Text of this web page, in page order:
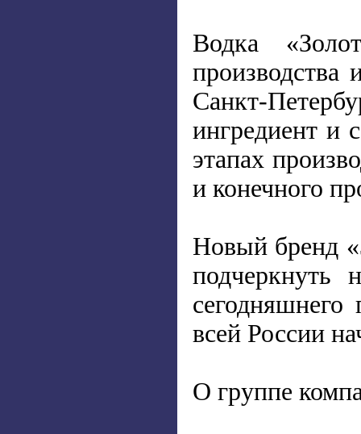
Водка
производства
Санкт-
ингредиент и
этапах
и конечного
Новый бренд
подчеркнуть
всей России
О группе